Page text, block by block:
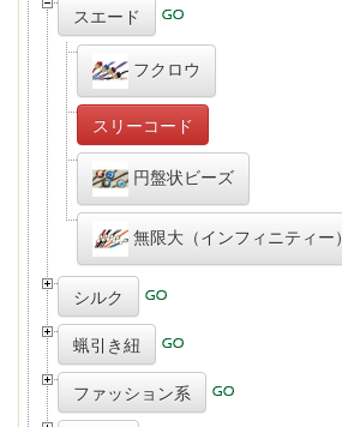
スエード
フクロウ
スリーコード
円盤状ビーズ
無限大（インフィニティー）
シルク
蝋引き紐
ファッション系